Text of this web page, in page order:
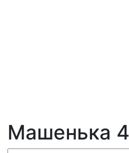
Машенька 4